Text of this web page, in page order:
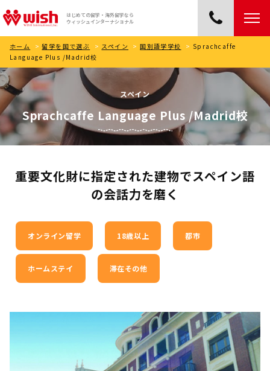
はじめての留学・海外留学なら
ウィッシュインターナショナル
ホーム > 留学を国で選ぶ > スペイン > 国別語学学校 > Sprachcaffe
Language Plus /Madrid校
スペイン
Sprachcaffe Language Plus /Madrid校
重要文化財に指定された建物でスペイン語
の会話力を磨く
オンライン留学 18歳以上 都市
ホームステイ 滞在その他